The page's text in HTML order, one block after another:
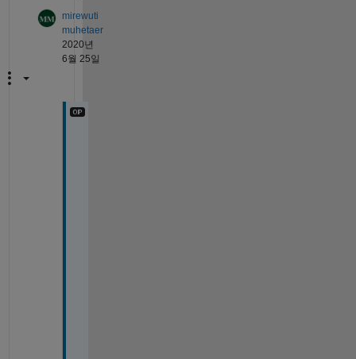
mirewuti
muhetaer
2020년
6월 25일